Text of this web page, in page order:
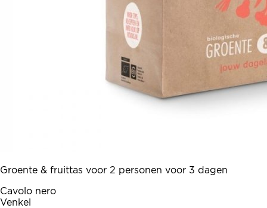
Groente & fruittas voor 2 personen voor 3 dagen
Cavolo nero
Venkel